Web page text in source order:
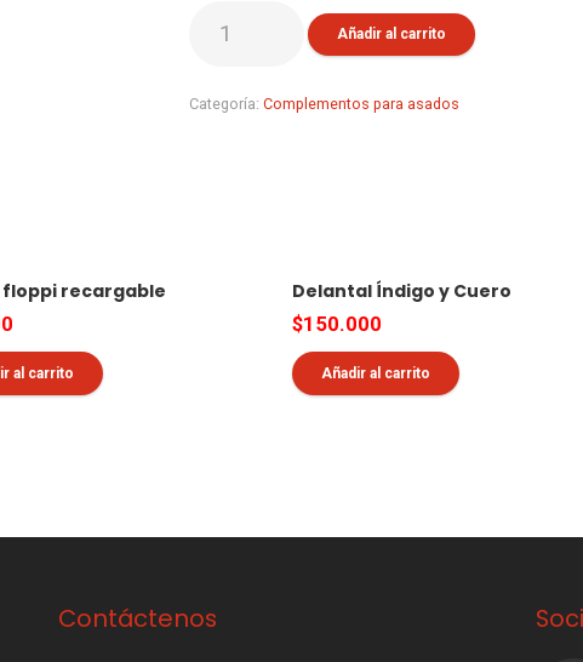
Añadir al carrito
Categoría: Complementos para asados
floppi recargable
al carrito
Delantal Índigo y Cuero
$150.000
Añadir al carrito
Contáctenos